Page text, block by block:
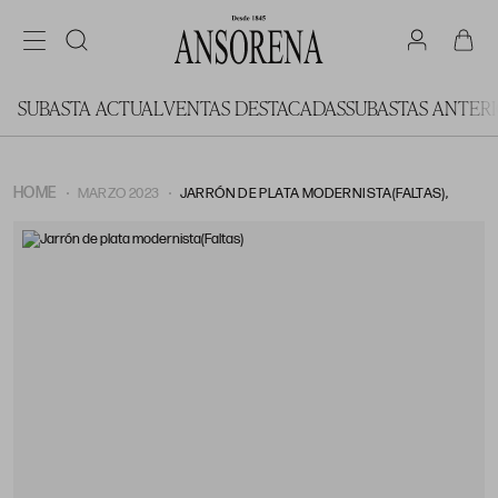
SUBASTA ACTUALVENTAS DESTACADASSUBASTAS
HOME MARZO 2023 JARRÓN DE PLATA MODERNISTA(FALTAS),